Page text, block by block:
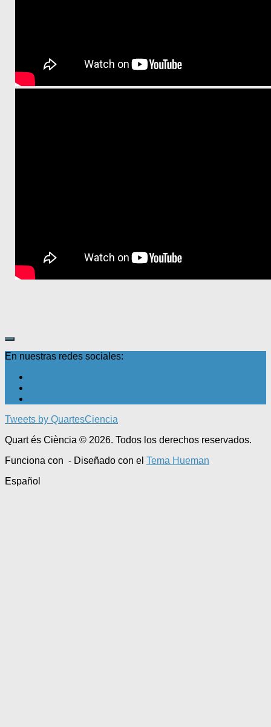
En nuestras redes sociales:
Tweets by QuartesCiencia
Quart és Ciència © 2026. Todos los derechos reservados.
Funciona con - Diseñado con el Tema Hueman
Español